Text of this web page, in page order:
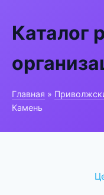
Каталог
Главная »
Камень